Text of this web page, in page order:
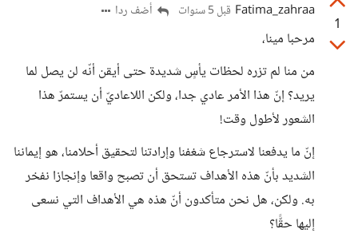
1
Fatima_zahraa قبل 5 سنوات أضف ردا
مرحبا مينا،
من منا لم تزره لحظات يأسٍ شديدة حتى أيقن أنّه لن يصل لما
يريد؟ إنّ هذا الأمر عادي جدا، ولكن اللاعاديّ أن يستمرّ هذا
الشعور لأطول وقت!
إنّ ما يدفعنا لاسترجاع شغفنا وإرادتنا لتحقيق أحلامنا، هو إيماننا
الشديد بأنّ هذه الأهداف تستحق أن تصبح واقعا وإنجازا نفخر
به. ولكن، هل نحن متأكدون أنّ هذه هي الأهداف التي نسعى
إليها حقًّا؟